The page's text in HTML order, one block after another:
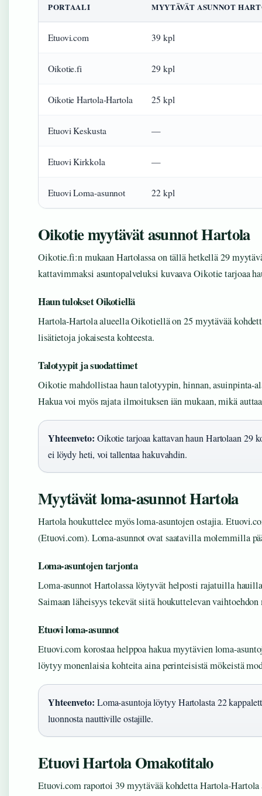
PORTAALI MYYTÄVÄT ASUNNOT
Etuovi.com 39 kpl
Oikotie.fi 29 kpl
Oikotie Hartola-Hartola 25 kpl
Etuovi Keskusta —
Etuovi Kirkkola —
Etuovi Loma-asunnot 22 kpl
Oikotie myytävät asunnot Hartola
Oikotie.fi:n mukaan Hartolassa on tällä hetkellä 29
kattavimmaksi asuntopalveluksi kuvaava Oikotie tarjoaa
Haun tulokset Oikotiellä
Hartola-Hartola alueella Oikotiellä on 25 myytävää
lisätietoja jokaisesta kohteesta.
Talotyypit ja suodattimet
Oikotie mahdollistaa haun talotyypin, hinnan, asuinpinta-
Hakua voi myös rajata ilmoituksen iän mukaan, mikä
Yhteenveto: Oikotie tarjoaa kattavan haun Hartolaan 29
ei löydy heti, voi tallentaa hakuvahdin.
Myytävät loma-asunnot Hartola
Hartola houkuttelee myös loma-asuntojen ostajia.
(Etuovi.com). Loma-asunnot ovat saatavilla molemmilla
Loma-asuntojen tarjonta
Loma-asunnot Hartolassa löytyvät helposti rajatuilla
Saimaan läheisyys tekevät siitä houkuttelevan
Etuovi loma-asunnot
Etuovi.com korostaa helppoa hakua myytävien loma-
löytyy monenlaisia kohteita aina perinteisistä mökeistä
Yhteenveto: Loma-asuntoja löytyy Hartolasta 22
luonnosta nauttiville ostajille.
Etuovi Hartola Omakotitalo
Etuovi.com raportoi 39 myytävää kohdetta Hartola-